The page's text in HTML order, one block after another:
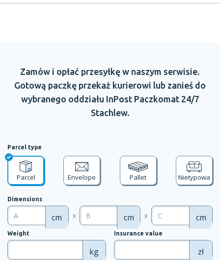
Zamów i opłać przesyłkę w naszym serwisie.
Gotową paczkę przekaż kurierowi lub zanieś do
wybranego oddziału InPost Paczkomat 24/7
Stachlew.
Parcel type
Parcel Envelope Pallet Nietypowa
Dimensions
cm x cm x cm
Weight
kg
Insurance value
zł